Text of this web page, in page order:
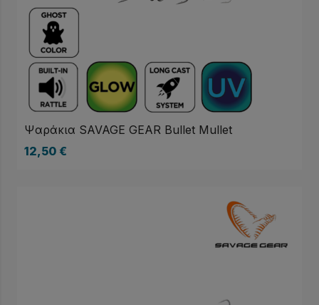
Ψαράκια SAVAGE GEAR Bullet Mullet
12,50 €